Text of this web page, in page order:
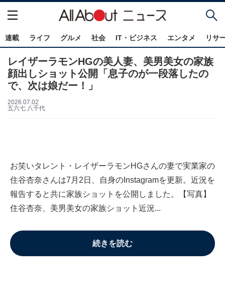
連載 ライフ グルメ 社会 IT・ビジネス エンタメ リサ
レイザーラモンHGの美人妻、美男美女の家族
顔出しショット公開「息子のが一段落したの
で、次は娘だー！」
2026.07.02
五六七 八千代
お笑いタレント・レイザーラモンHGさんの妻で実業家の
住谷杏奈さんは7月2日、自身のInstagramを更新。近況を
報告すると共に家族ショットを公開しました。【写真】
住谷杏奈、美男美女の家族ショット近況...
続きを読む